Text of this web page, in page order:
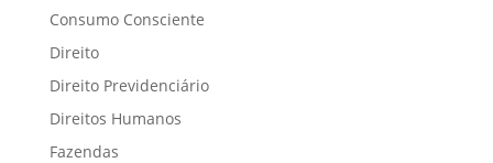
Chocolate
Consumo Consciente
Direito
Direito Previdenciário
Direitos Humanos